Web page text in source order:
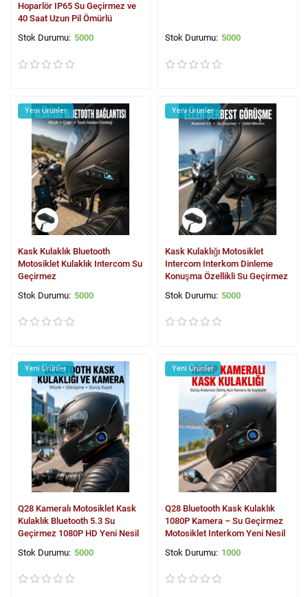
Hoparlör IP65 Su Geçirmez ve
40 Saat Uzun Pil Ömürlü
5000
5000
Yeni Ürünler
Kask Kulaklık Bluetooth
Motosiklet Kulaklık Intercom Su
Geçirmez
5000
Yeni Ürünler
Kask Kulaklığı Motosiklet
Intercom Interkom Dinleme
Konuşma Özellikli Su Geçirmez
5000
Yeni Ürünler
Q28 Kameralı Motosiklet Kask
Kulaklık Bluetooth 5.3 Su
Geçirmez 1080P HD Yeni Nesil
5000
Yeni Ürünler
Q28 Bluetooth Kask Kulaklık
1080P Kamera – Su Geçirmez
Motosiklet Interkom Yeni Nesil
1000